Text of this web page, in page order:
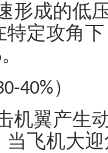
形成的低
定攻角
。
40%）
机翼产生
飞机大